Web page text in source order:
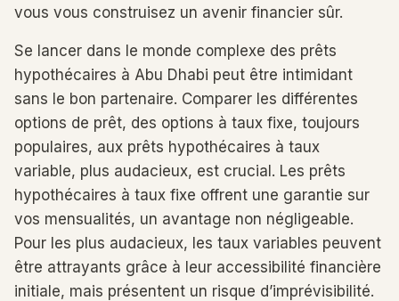
vous vous construisez un avenir financier sûr.
Se lancer dans le monde complexe des prêts
hypothécaires à Abu Dhabi peut être intimidant
sans le bon partenaire. Comparer les différentes
options de prêt, des options à taux fixe, toujours
populaires, aux prêts hypothécaires à taux
variable, plus audacieux, est crucial. Les prêts
hypothécaires à taux fixe offrent une garantie sur
vos mensualités, un avantage non négligeable.
Pour les plus audacieux, les taux variables peuvent
être attrayants grâce à leur accessibilité financière
initiale, mais présentent un risque d’imprévisibilité.